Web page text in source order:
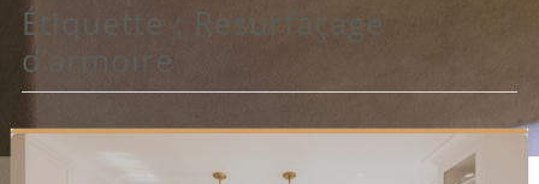
Étiquette : Resurfaçage
d’armoire